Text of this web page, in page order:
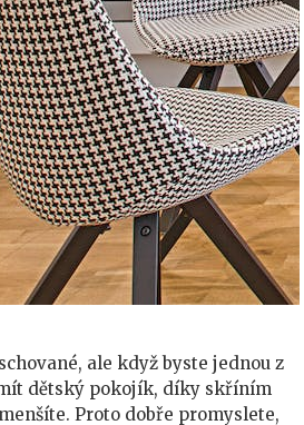
ale když byste jednou z
dětský pokojík, díky skříním
Proto dobře promyslete,